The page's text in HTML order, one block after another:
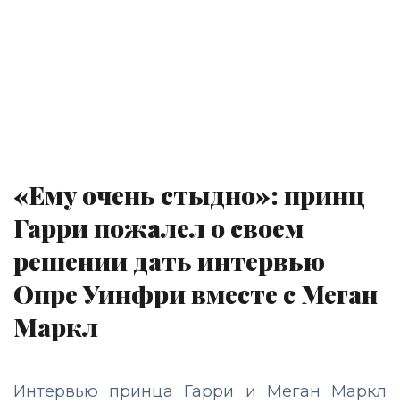
«Ему очень стыдно»: принц
Гарри пожалел о своем
решении дать интервью
Опре Уинфри вместе с Меган
Маркл
Интервью принца Гарри и Меган Маркл